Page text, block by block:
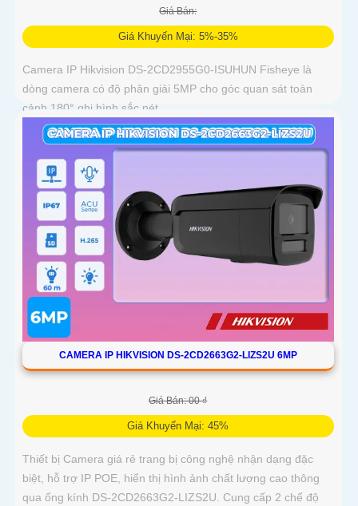
Giá Bán:
Giá Khuyến Mại: 5%-35%
Camera IP Hikvision DS-2CD2955G0-ISUHUN Fisheye là
dòng camera có độ phân giải 5MP cho góc quan sát toàn
cảnh 180° ghi hình sắc nét
CAMERA IP HIKVISION DS-2CD2663G2-LIZS2U 6MP
Giá Bán: 00 ₫
Giá Khuyến Mại: 45%
Thiết bị Camera giá rẻ trang bị công nghệ nhận dạng đặc
biệt, hỗ trợ IP POE, hiển thị hình ảnh chất lượng cao thông
qua ống kính DS-2CD2663G2-LIZS2U. Cung cấp 2 chế độ